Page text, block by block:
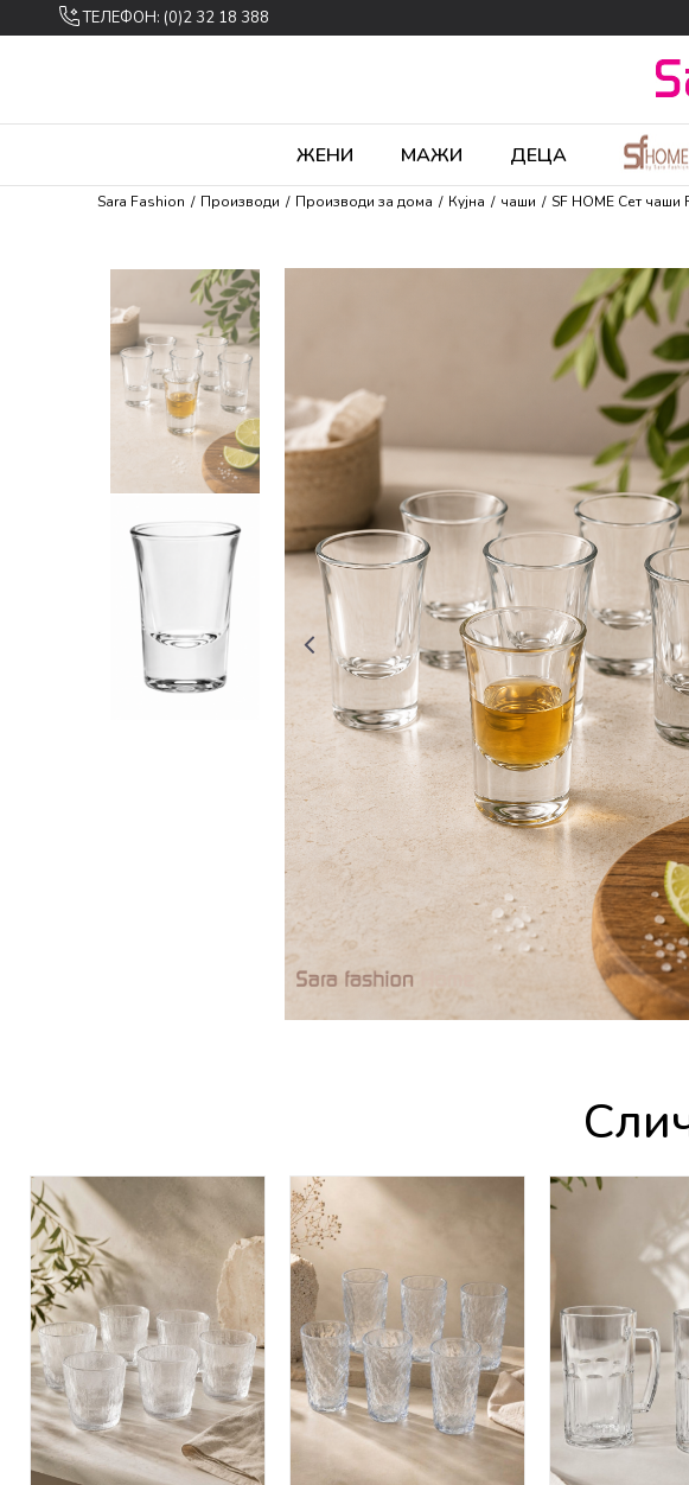
ТЕЛЕФОН: (0)2 32 18 388
ЖЕНИ МАЖИ ДЕЦА
Sara Fashion Производи Производи за дома Кујна чаши SF HOME Сет чаши